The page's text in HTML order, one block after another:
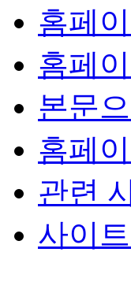
홈페
홈페
본문
홈페
관련
사이